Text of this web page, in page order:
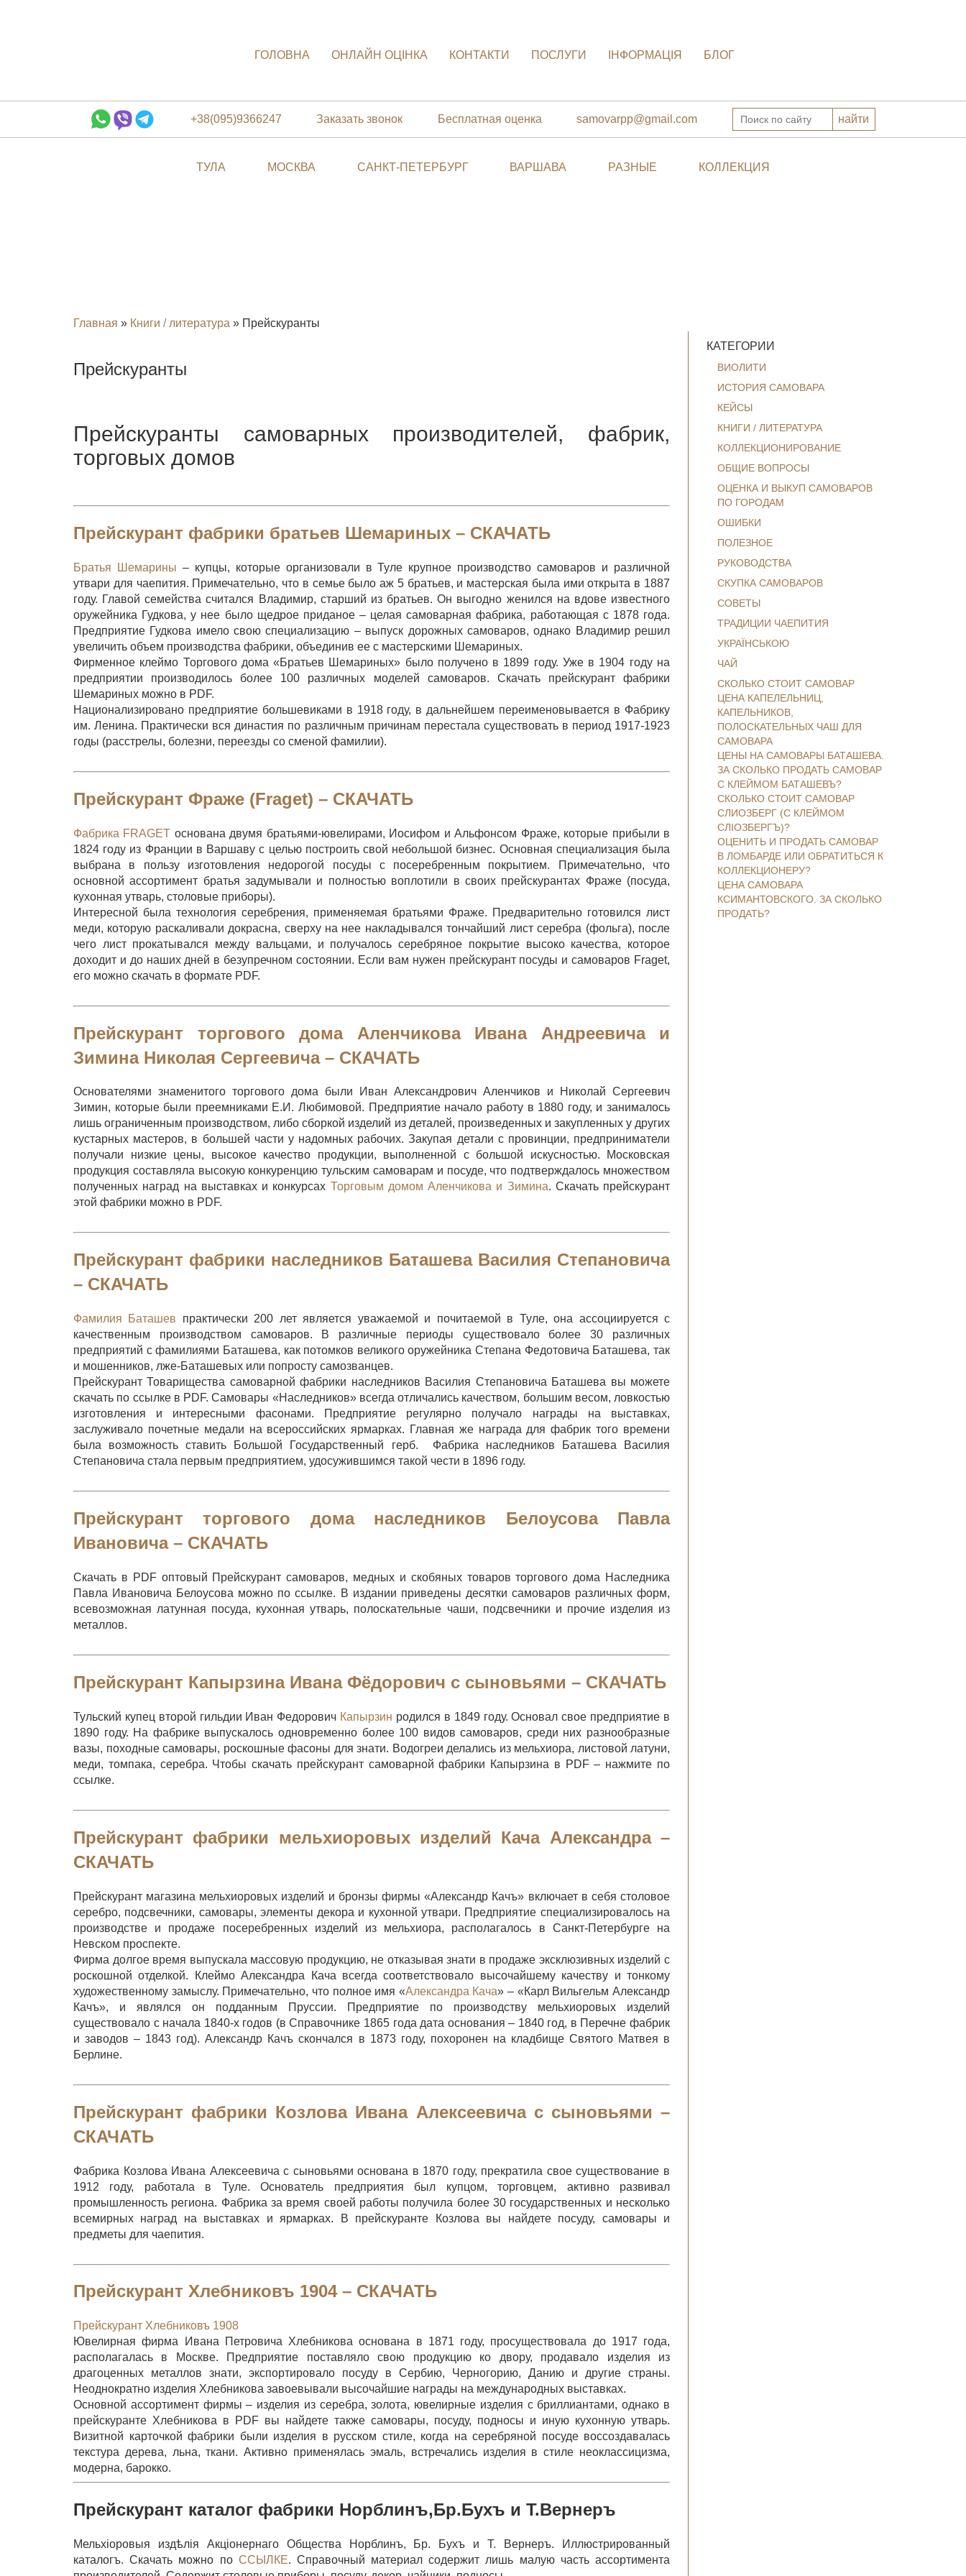
ГОЛОВНА ОНЛАЙН ОЦІНКА КОНТАКТИ ПОСЛУГИ ІНФОРМАЦІЯ БЛОГ
+38(095)9366247 Заказать звонок Бесплатная оценка samovarpp@gmail.com
ТУЛА МОСКВА САНКТ-ПЕТЕРБУРГ ВАРШАВА РАЗНЫЕ КОЛЛЕКЦИЯ
Главная » Книги / литература » Прейскуранты
Прейскуранты
Прейскуранты самоварных производителей, фабрик,
торговых домов
Прейскурант фабрики братьев Шемариных – СКАЧАТЬ
Братья Шемарины – купцы, которые организовали в Туле крупное производство самоваров и различной
утвари для чаепития. Примечательно, что в семье было аж 5 братьев, и мастерская была ими открыта в 1887
году. Главой семейства считался Владимир, старший из братьев. Он выгодно женился на вдове известного
оружейника Гудкова, у нее было щедрое приданое – целая самоварная фабрика, работающая с 1878 года.
Предприятие Гудкова имело свою специализацию – выпуск дорожных самоваров, однако Владимир решил
увеличить объем производства фабрики, объединив ее с мастерскими Шемариных.
Фирменное клеймо Торгового дома «Братьев Шемариных» было получено в 1899 году. Уже в 1904 году на
предприятии производилось более 100 различных моделей самоваров. Скачать прейскурант фабрики
Шемариных можно в PDF.
Национализировано предприятие большевиками в 1918 году, в дальнейшем переименовывается в Фабрику
им. Ленина. Практически вся династия по различным причинам перестала существовать в период 1917-1923
годы (расстрелы, болезни, переезды со сменой фамилии).
Прейскурант Фраже (Fraget) – СКАЧАТЬ
Фабрика FRAGET основана двумя братьями-ювелирами, Иосифом и Альфонсом Фраже, которые прибыли в
1824 году из Франции в Варшаву с целью построить свой небольшой бизнес. Основная специализация была
выбрана в пользу изготовления недорогой посуды с посеребренным покрытием. Примечательно, что
основной ассортимент братья задумывали и полностью воплотили в своих прейскурантах Фраже (посуда,
кухонная утварь, столовые приборы).
Интересной была технология серебрения, применяемая братьями Фраже. Предварительно готовился лист
меди, которую раскаливали докрасна, сверху на нее накладывался тончайший лист серебра (фольга), после
чего лист прокатывался между вальцами, и получалось серебряное покрытие высоко качества, которое
доходит и до наших дней в безупречном состоянии. Если вам нужен прейскурант посуды и самоваров Fraget,
его можно скачать в формате PDF.
Прейскурант торгового дома Аленчикова Ивана Андреевича и
Зимина Николая Сергеевича – СКАЧАТЬ
Основателями знаменитого торгового дома были Иван Александрович Аленчиков и Николай Сергеевич
Зимин, которые были преемниками Е.И. Любимовой. Предприятие начало работу в 1880 году, и занималось
лишь ограниченным производством, либо сборкой изделий из деталей, произведенных и закупленных у других
кустарных мастеров, в большей части у надомных рабочих. Закупая детали с провинции, предприниматели
получали низкие цены, высокое качество продукции, выполненной с большой искусностью. Московская
продукция составляла высокую конкуренцию тульским самоварам и посуде, что подтверждалось множеством
полученных наград на выставках и конкурсах Торговым домом Аленчикова и Зимина. Скачать прейскурант
этой фабрики можно в PDF.
Прейскурант фабрики наследников Баташева Василия Степановича
– СКАЧАТЬ
Фамилия Баташев практически 200 лет является уважаемой и почитаемой в Туле, она ассоциируется с
качественным производством самоваров. В различные периоды существовало более 30 различных
предприятий с фамилиями Баташева, как потомков великого оружейника Степана Федотовича Баташева, так
и мошенников, лже-Баташевых или попросту самозванцев.
Прейскурант Товарищества самоварной фабрики наследников Василия Степановича Баташева вы можете
скачать по ссылке в PDF. Самовары «Наследников» всегда отличались качеством, большим весом, ловкостью
изготовления и интересными фасонами. Предприятие регулярно получало награды на выставках,
заслуживало почетные медали на всероссийских ярмарках. Главная же награда для фабрик того времени
была возможность ставить Большой Государственный герб. Фабрика наследников Баташева Василия
Степановича стала первым предприятием, удосужившимся такой чести в 1896 году.
Прейскурант торгового дома наследников Белоусова Павла
Ивановича – СКАЧАТЬ
Скачать в PDF оптовый Прейскурант самоваров, медных и скобяных товаров торгового дома Наследника
Павла Ивановичa Белоусова можно по ссылке. В издании приведены десятки самоваров различных форм,
всевозможная латунная посуда, кухонная утварь, полоскательные чаши, подсвечники и прочие изделия из
металлов.
Прейскурант Капырзина Ивана Фёдорович с сыновьями – СКАЧАТЬ
Тульский купец второй гильдии Иван Федорович Капырзин родился в 1849 году. Основал свое предприятие в
1890 году. На фабрике выпускалось одновременно более 100 видов самоваров, среди них разнообразные
вазы, походные самовары, роскошные фасоны для знати. Водогреи делались из мельхиора, листовой латуни,
меди, томпака, серебра. Чтобы скачать прейскурант самоварной фабрики Капырзина в PDF – нажмите по
ссылке.
Прейскурант фабрики мельхиоровых изделий Кача Александра –
СКАЧАТЬ
Прейскурант магазина мельхиоровых изделий и бронзы фирмы «Александр Качъ» включает в себя столовое
серебро, подсвечники, самовары, элементы декора и кухонной утвари. Предприятие специализировалось на
производстве и продаже посеребренных изделий из мельхиора, располагалось в Санкт-Петербурге на
Невском проспекте.
Фирма долгое время выпускала массовую продукцию, не отказывая знати в продаже эксклюзивных изделий с
роскошной отделкой. Клеймо Александра Кача всегда соответствовало высочайшему качеству и тонкому
художественному замыслу. Примечательно, что полное имя «Александра Кача» – «Карл Вильгельм Александр
Качъ», и являлся он подданным Пруссии. Предприятие по производству мельхиоровых изделий
существовало с начала 1840-х годов (в Справочнике 1865 года дата основания – 1840 год, в Перечне фабрик
и заводов – 1843 год). Александр Качъ скончался в 1873 году, похоронен на кладбище Святого Матвея в
Берлине.
Прейскурант фабрики Козлова Ивана Алексеевича с сыновьями –
СКАЧАТЬ
Фабрика Козлова Ивана Алексеевича с сыновьями основана в 1870 году, прекратила свое существование в
1912 году, работала в Туле. Основатель предприятия был купцом, торговцем, активно развивал
промышленность региона. Фабрика за время своей работы получила более 30 государственных и несколько
всемирных наград на выставках и ярмарках. В прейскуранте Козлова вы найдете посуду, самовары и
предметы для чаепития.
Прейскурант Хлебниковъ 1904 – СКАЧАТЬ
Прейскурант Хлебниковъ 1908
Ювелирная фирма Ивана Петровича Хлебникова основана в 1871 году, просуществовала до 1917 года,
располагалась в Москве. Предприятие поставляло свою продукцию ко двору, продавало изделия из
драгоценных металлов знати, экспортировало посуду в Сербию, Черногорию, Данию и другие страны.
Неоднократно изделия Хлебникова завоевывали высочайшие награды на международных выставках.
Основной ассортимент фирмы – изделия из серебра, золота, ювелирные изделия с бриллиантами, однако в
прейскуранте Хлебникова в PDF вы найдете также самовары, посуду, подносы и иную кухонную утварь.
Визитной карточкой фабрики были изделия в русском стиле, когда на серебряной посуде воссоздавалась
текстура дерева, льна, ткани. Активно применялась эмаль, встречались изделия в стиле неоклассицизма,
модерна, барокко.
Прейскурант каталог фабрики Норблинъ,Бр.Бухъ и Т.Вернеръ
Мельхiоровыя издѣлiя Акцiонернаго Общества Норблинъ, Бр. Бухъ и Т. Вернеръ. Иллюстрированный
каталогъ. Скачать можно по ССЫЛКЕ. Справочный материал содержит лишь малую часть ассортимента
КАТЕГОРИИ
ВИОЛИТИ
ИСТОРИЯ САМОВАРА
КЕЙСЫ
КНИГИ / ЛИТЕРАТУРА
КОЛЛЕКЦИОНИРОВАНИЕ
ОБЩИЕ ВОПРОСЫ
ОЦЕНКА И ВЫКУП САМОВАРОВ
ПО ГОРОДАМ
ОШИБКИ
ПОЛЕЗНОЕ
РУКОВОДСТВА
СКУПКА САМОВАРОВ
СОВЕТЫ
ТРАДИЦИИ ЧАЕПИТИЯ
УКРАЇНСЬКОЮ
ЧАЙ
СКОЛЬКО СТОИТ САМОВАР
ЦЕНА КАПЕЛЕЛЬНИЦ,
КАПЕЛЬНИКОВ,
ПОЛОСКАТЕЛЬНЫХ ЧАШ ДЛЯ
САМОВАРА
ЦЕНЫ НА САМОВАРЫ БАТАШЕВА.
ЗА СКОЛЬКО ПРОДАТЬ САМОВАР
С КЛЕЙМОМ БАТАШЕВЪ?
СКОЛЬКО СТОИТ САМОВАР
СЛИОЗБЕРГ (С КЛЕЙМОМ
СЛІОЗБЕРГЪ)?
ОЦЕНИТЬ И ПРОДАТЬ САМОВАР
В ЛОМБАРДЕ ИЛИ ОБРАТИТЬСЯ К
КОЛЛЕКЦИОНЕРУ?
ЦЕНА САМОВАРА
КСИМАНТОВСКОГО. ЗА СКОЛЬКО
ПРОДАТЬ?